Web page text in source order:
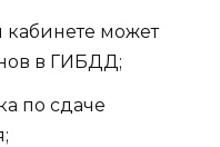
кабинете может
в ГИБДД;
по сдаче